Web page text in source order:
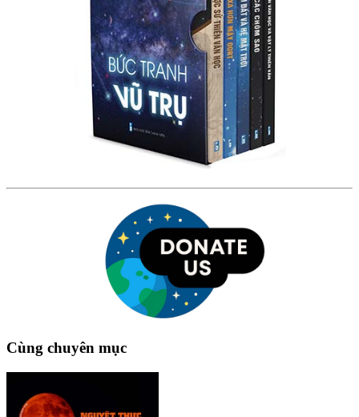
Cùng chuyên mục